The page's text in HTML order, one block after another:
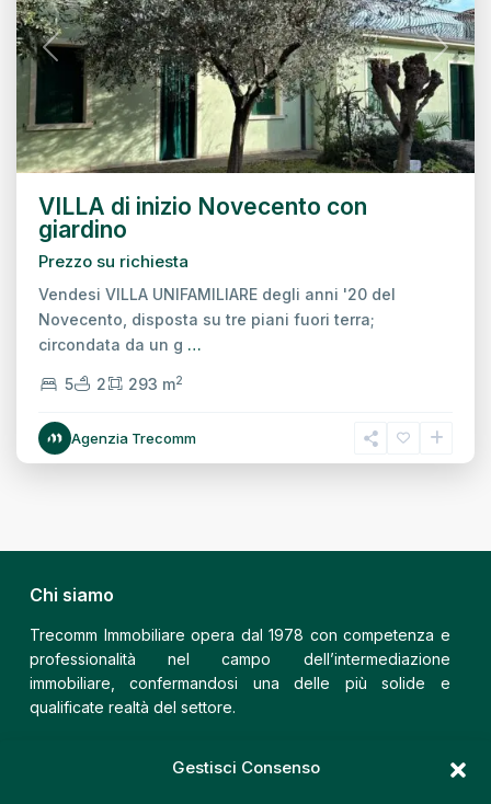
Gestisci Consenso
Previous Next
VILLA di inizio Novecento con
giardino
Prezzo su richiesta
Vendesi VILLA UNIFAMILIARE degli anni '20 del
Novecento, disposta su tre piani fuori terra;
circondata da un g …
5 2 293 m2
Agenzia Trecomm
Chi siamo
Trecomm Immobiliare opera dal 1978 con competenza e
professionalità nel campo dell’intermediazione
immobiliare, confermandosi una delle più solide e
qualificate realtà del settore.